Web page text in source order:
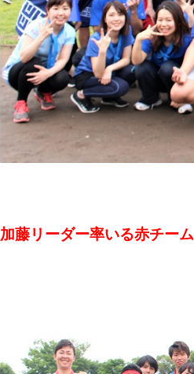
加藤リーダー率いる赤チーム